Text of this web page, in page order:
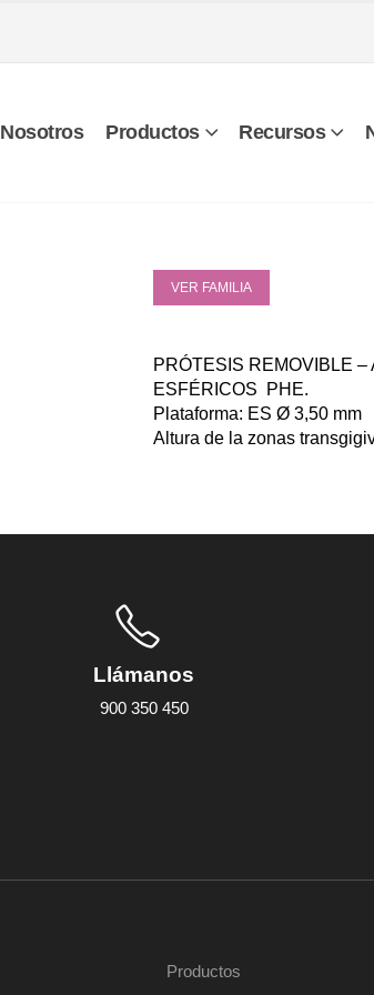
Nosotros Productos Recursos
VER FAMILIA
PRÓTESIS REMOVIBLE –
ESFÉRICOS PHE.
Plataforma: ES Ø 3,50 mm
Altura de la zonas
Llámanos
900 350 450
Productos